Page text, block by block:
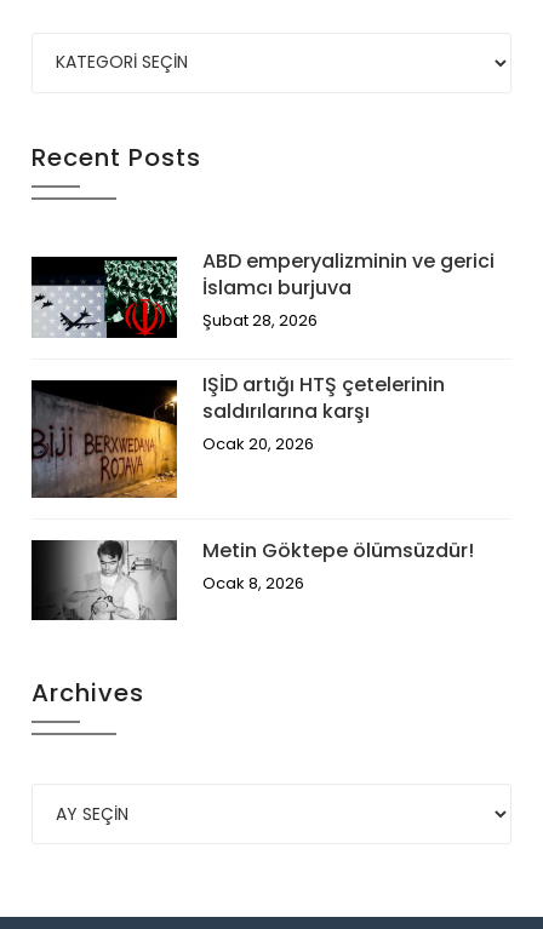
Recent Posts
ABD emperyalizminin ve gerici
İslamcı burjuva
Şubat 28, 2026
IŞİD artığı HTŞ çetelerinin
saldırılarına karşı
Ocak 20, 2026
Metin Göktepe ölümsüzdür!
Ocak 8, 2026
Archives